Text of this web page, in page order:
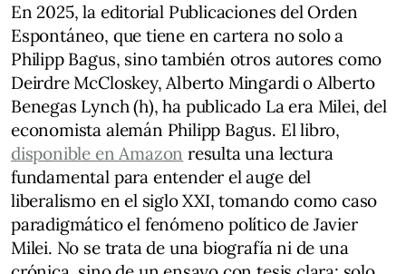
En 2025, la editorial Publicaciones del Orden
Espontáneo, que tiene en cartera no solo a
Philipp Bagus, sino también otros autores como
Deirdre McCloskey, Alberto Mingardi o Alberto
Benegas Lynch (h), ha publicado La era Milei, del
economista alemán Philipp Bagus. El libro,
disponible en Amazon resulta una lectura
fundamental para entender el auge del
liberalismo en el siglo XXI, tomando como caso
paradigmático el fenómeno político de Javier
Milei. No se trata de una biografía ni de una